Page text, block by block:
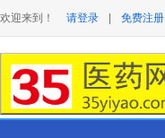
欢迎来到！ 请登录 免费注册